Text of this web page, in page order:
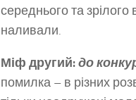
середнього та зрілого
наливали.
Міф другий:до
помилка – в різних